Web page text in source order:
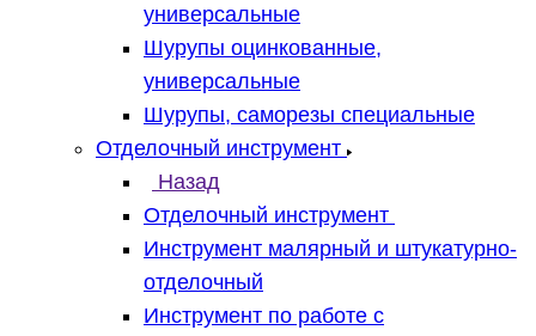
универсальные
Шурупы оцинкованные,
универсальные
Шурупы, саморезы специальные
Отделочный инструмент
Назад
Отделочный инструмент
Инструмент малярный и штукатурно-
отделочный
Инструмент по работе с